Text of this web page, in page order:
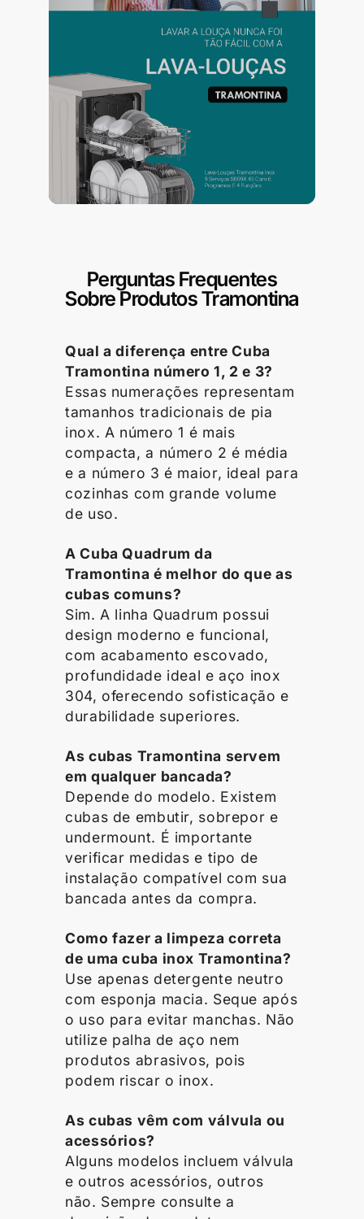
Perguntas Frequentes
Sobre Produtos Tramontina
Qual a diferença entre Cuba
Tramontina número 1, 2 e 3?
Essas numerações representam
tamanhos tradicionais de pia
inox. A número 1 é mais
compacta, a número 2 é média
e a número 3 é maior, ideal para
cozinhas com grande volume
de uso.
A Cuba Quadrum da
Tramontina é melhor do que as
cubas comuns?
Sim. A linha Quadrum possui
design moderno e funcional,
com acabamento escovado,
profundidade ideal e aço inox
304, oferecendo sofisticação e
durabilidade superiores.
As cubas Tramontina servem
em qualquer bancada?
Depende do modelo. Existem
cubas de embutir, sobrepor e
undermount. É importante
verificar medidas e tipo de
instalação compatível com sua
bancada antes da compra.
Como fazer a limpeza correta
de uma cuba inox Tramontina?
Use apenas detergente neutro
com esponja macia. Seque após
o uso para evitar manchas. Não
utilize palha de aço nem
produtos abrasivos, pois
podem riscar o inox.
As cubas vêm com válvula ou
acessórios?
Alguns modelos incluem válvula
e outros acessórios, outros
não. Sempre consulte a